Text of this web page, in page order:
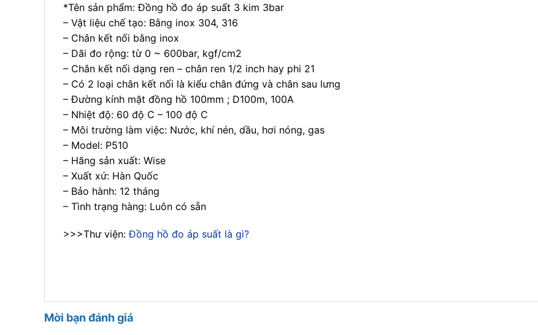
*Tên sản phẩm: Đồng hồ đo áp suất 3 kim 3bar
– Vật liệu chế tạo: Bằng inox 304, 316
– Chân kết nối bằng inox
– Dãi đo rộng: từ 0 ~ 600bar, kgf/cm2
– Chân kết nối dạng ren – chân ren 1/2 inch hay phi 21
– Có 2 loại chân kết nối là kiểu chân đứng và chân sau lưng
– Đường kính mặt đồng hồ 100mm ; D100m, 100A
– Nhiệt độ: 60 độ C – 100 độ C
– Môi trường làm việc: Nước, khí nén, dầu, hơi nóng, gas
– Model: P510
– Hãng sản xuất: Wise
– Xuất xứ: Hàn Quốc
– Bảo hành: 12 tháng
– Tình trạng hàng: Luôn có sẵn
>>>Thư viện:Đồng hồ đo áp suất là gì?
Mời bạn đánh giá